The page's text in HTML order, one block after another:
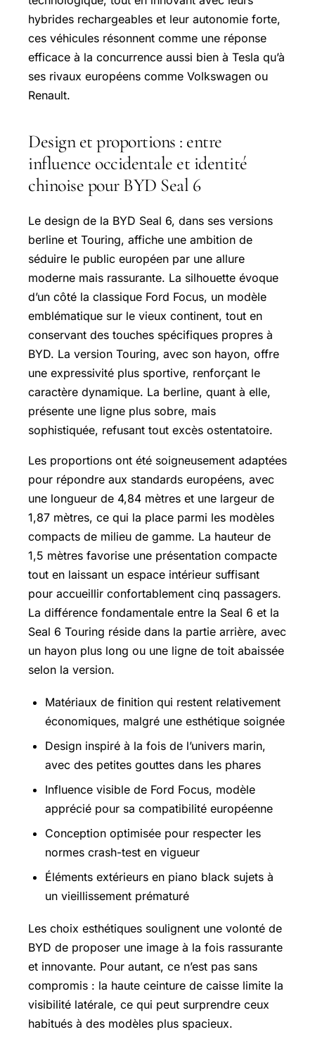
hybrides rechargeables et leur autonomie forte,
ces véhicules résonnent comme une réponse
efficace à la concurrence aussi bien à Tesla qu’à
ses rivaux européens comme Volkswagen ou
Renault.
Design et proportions : entre
influence occidentale et identité
chinoise pour BYD Seal 6
Le design de la BYD Seal 6, dans ses versions
berline et Touring, affiche une ambition de
séduire le public européen par une allure
moderne mais rassurante. La silhouette évoque
d’un côté la classique Ford Focus, un modèle
emblématique sur le vieux continent, tout en
conservant des touches spécifiques propres à
BYD. La version Touring, avec son hayon, offre
une expressivité plus sportive, renforçant le
caractère dynamique. La berline, quant à elle,
présente une ligne plus sobre, mais
sophistiquée, refusant tout excès ostentatoire.
Les proportions ont été soigneusement adaptées
pour répondre aux standards européens, avec
une longueur de 4,84 mètres et une largeur de
1,87 mètres, ce qui la place parmi les modèles
compacts de milieu de gamme. La hauteur de
1,5 mètres favorise une présentation compacte
tout en laissant un espace intérieur suffisant
pour accueillir confortablement cinq passagers.
La différence fondamentale entre la Seal 6 et la
Seal 6 Touring réside dans la partie arrière, avec
un hayon plus long ou une ligne de toit abaissée
selon la version.
Matériaux de finition qui restent relativement
économiques, malgré une esthétique soignée
Design inspiré à la fois de l’univers marin,
avec des petites gouttes dans les phares
Influence visible de Ford Focus, modèle
apprécié pour sa compatibilité européenne
Conception optimisée pour respecter les
normes crash-test en vigueur
Éléments extérieurs en piano black sujets à
un vieillissement prématuré
Les choix esthétiques soulignent une volonté de
BYD de proposer une image à la fois rassurante
et innovante. Pour autant, ce n’est pas sans
compromis : la haute ceinture de caisse limite la
visibilité latérale, ce qui peut surprendre ceux
habitués à des modèles plus spacieux.